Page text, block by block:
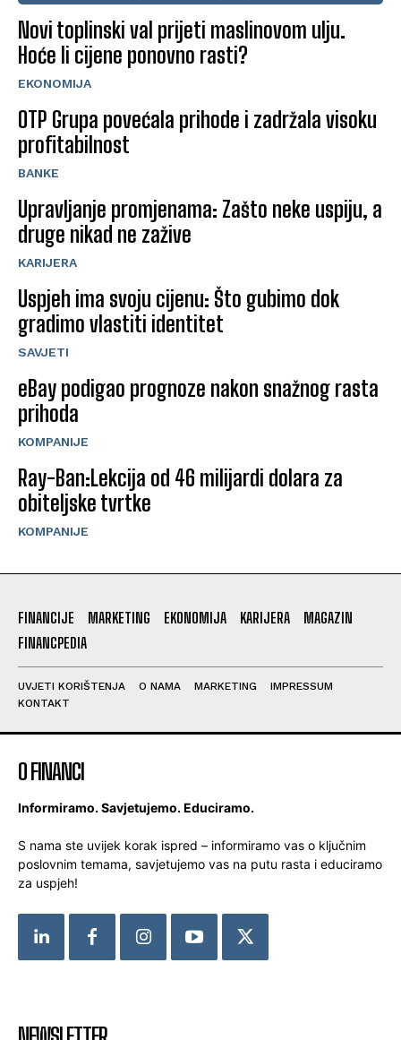
Novi toplinski val prijeti maslinovom ulju.
Hoće li cijene ponovno rasti?
EKONOMIJA
OTP Grupa povećala prihode i zadržala visoku
profitabilnost
BANKE
Upravljanje promjenama: Zašto neke uspiju, a
druge nikad ne zažive
KARIJERA
Uspjeh ima svoju cijenu: Što gubimo dok
gradimo vlastiti identitet
SAVJETI
eBay podigao prognoze nakon snažnog rasta
prihoda
KOMPANIJE
Ray-Ban:Lekcija od 46 milijardi dolara za
obiteljske tvrtke
KOMPANIJE
FINANCIJE MARKETING EKONOMIJA KARIJERA
MAGAZIN
FINANCPEDIA
UVJETI KORIŠTENJA O NAMA MARKETING
IMPRESSUM
KONTAKT
O FINANCI
Informiramo. Savjetujemo. Educiramo.
S nama ste uvijek korak ispred – informiramo vas o ključnim
poslovnim temama, savjetujemo vas na putu rasta i educiramo
za uspjeh!